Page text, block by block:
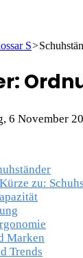
S>
6 November
zu:
Marken
Trends